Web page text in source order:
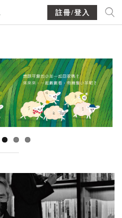
註冊/登入